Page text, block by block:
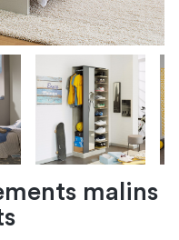
malins